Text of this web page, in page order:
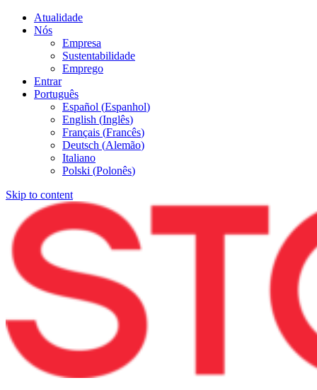
Atualidade
Nós
Empresa
Sustentabilidade
Emprego
Entrar
Português
Español (Espanhol)
English (Inglês)
Français (Francês)
Deutsch (Alemão)
Italiano
Polski (Polonês)
Skip to content